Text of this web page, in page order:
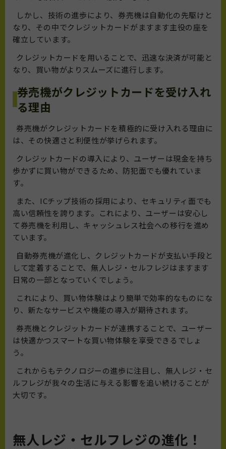
しかし、技術の進歩により、券売機は自動化の先駆けと
なり、その中でクレジットカードがますます主役の座を
確立しています。
クレジットカードを用いることで、迅速な決済が可能と
なり、買い物がよりスムーズに進行します。
券売機がクレジットカードを受け入れ
る理由
券売機がクレジットカードを積極的に受け入れる理由に
は、その快適さと利便性が挙げられます。
クレジットカードの導入により、ユーザーは現金を持ち
歩かずに買い物ができるため、防犯面でも優れていま
す。
また、ICチップ技術の採用により、セキュリティ面でも
高い信頼性を誇ります。これにより、ユーザーは安心し
て券売機を利用し、キャッシュレス社会への移行を進め
ています。
自動券売機が進化し、クレジットカードが支払い手段と
して定着することで、無人レジ・セルフレジはますます
日常の一部となっていくでしょう。
これにより、買い物体験はより簡単で効率的なものにな
り、新たなサービスや機能の導入が期待されます。
券売機とクレジットカードが連携することで、ユーザー
は快適かつスマートな買い物体験を享受できるでしょ
う。
これからもテクノロジーの進歩に注目し、無人レジ・セ
ルフレジが我々の生活に与える影響を追い続けることが
大切です。
無人レジ・セルフレジの進化！